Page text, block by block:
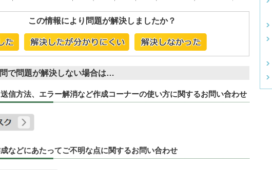
この情報により問題が解決しましたか？
で問題が解決しない場合は…
信方法、エラー解消など作成コーナーの使い方に関するお問い合わせ
などにあたってご不明な点に関するお問い合わせ